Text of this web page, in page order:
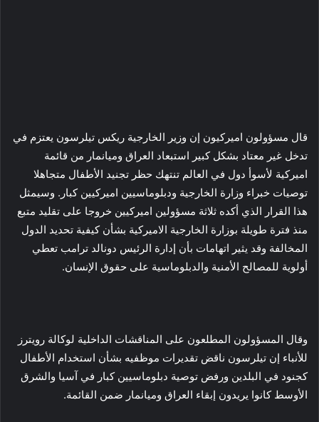
قال مسؤولون اميركيون إن وزير الخارجية ريكس تيلرسون يعتزم في
تدخل غير معتاد بشكل كبير استبعاد العراق وميانمار من قائمة
اميركية لأسوأ دول في العالم تنتهك حظر تجنيد الأطفال متجاهلا
توصيات خبراء وزارة الخارجية ودبلوماسيين اميركيين كبار. وسيمثل
هذا القرار الذي أكده ثلاثة مسؤولين اميركيين خروجا على تقليد متبع
منذ فترة طويلة بوزارة الخارجية الاميركية بشأن كيفية تحديد الدول
المخالفة وقد يثير اتهامات بأن إدارة الرئيس دونالد ترامب تعطي
أولوية للمصالح الأمنية والدبلوماسية على حقوق الإنسان.
وقال المسؤولون المطلعون على المناقشات الداخلية لوكالة رويترز
للأنباء إن تيلرسون ناقض تقديرات موظفيه بشأن استخدام الأطفال
كجنود في البلدين ورفض توصية دبلوماسيين كبار في آسيا والشرق
الأوسط كانوا يريدون إبقاء العراق وميانمار ضمن القائمة.